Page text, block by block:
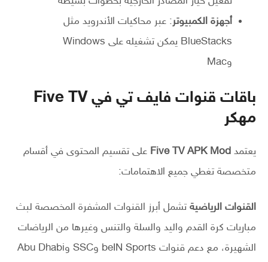
أجهزة الكمبيوتر: عبر محاكيات الأندرويد مثل
BlueStacks يمكن تشغيله على Windows
وMac
باقات قنوات فايف تي في Five TV
مهكر
يعتمد Five TV APK Mod على تقسيم المحتوى في أقسام
متخصصة تغطي جميع الاهتمامات:
القنوات الرياضية تشمل أبرز القنوات المشفرة المخصصة لبث
مباريات كرة القدم واليد والسلة والتنس وغيرها من الرياضات
الشهيرة، مع دعم قنوات beIN Sports وSSC وAbu Dhabi